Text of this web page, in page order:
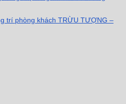
trí phòng khách TRỪU TƯỢNG –